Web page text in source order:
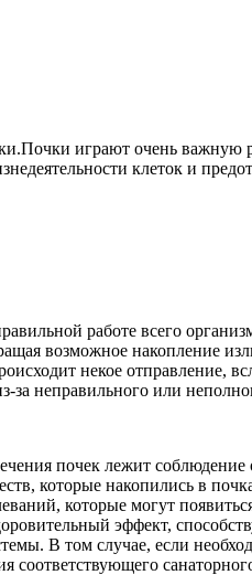
играют очень важную
клеток и
работе всего
возможное накопление
некое отправление,
за неправильного или
почек лежит
которые накопились в
которые могут
эффект,
В том случае, если
соответствующего